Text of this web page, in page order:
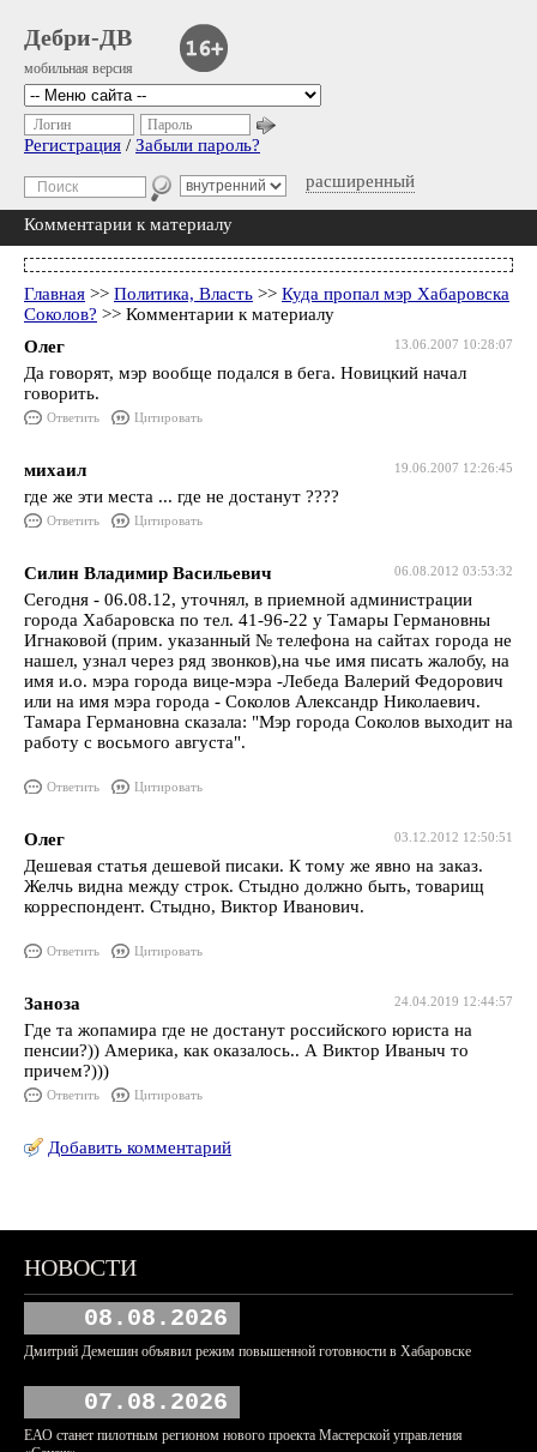
Дебри-ДВ
мобильная версия
расширенный
Логин Пароль
Регистрация / Забыли пароль?
Комментарии к материалу
Главная >> Политика, Власть >> Куда пропал мэр Хабаровска
Соколов? >> Комментарии к материалу
13.06.2007 10:28:07
Олег
Да говорят, мэр вообще подался в бега. Новицкий начал
говорить.
Ответить Цитировать
19.06.2007 12:26:45
михаил
где же эти места ... где не достанут ????
Ответить Цитировать
06.08.2012 03:53:32
Силин Владимир Васильевич
Сегодня - 06.08.12, уточнял, в приемной администрации
города Хабаровска по тел. 41-96-22 у Тамары Германовны
Игнаковой (прим. указанный № телефона на сайтах города не
нашел, узнал через ряд звонков),на чье имя писать жалобу, на
имя и.о. мэра города вице-мэра -Лебеда Валерий Федорович
или на имя мэра города - Соколов Александр Николаевич.
Тамара Германовна сказала: "Мэр города Соколов выходит на
работу с восьмого августа".
Ответить Цитировать
03.12.2012 12:50:51
Олег
Дешевая статья дешевой писаки. К тому же явно на заказ.
Желчь видна между строк. Стыдно должно быть, товарищ
корреспондент. Стыдно, Виктор Иванович.
Ответить Цитировать
24.04.2019 12:44:57
Заноза
Где та жопамира где не достанут российского юриста на
пенсии?)) Америка, как оказалось.. А Виктор Иваныч то
причем?)))
Ответить Цитировать
Добавить комментарий
НОВОСТИ
08.08.2026
Дмитрий Демешин объявил режим повышенной готовности в Хабаровске
07.08.2026
ЕАО станет пилотным регионом нового проекта Мастерской управления